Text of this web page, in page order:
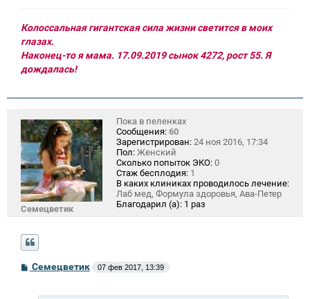
Колоссальная гигантская сила жизни светится в моих
глазах.
Наконец-то я мама. 17.09.2019 сынок 4272, рост 55. Я
дождалась!
Семецветик
Пока в пеленках
Сообщения: 60
Зарегистрирован: 24 ноя 2016, 17:34
Пол: Женский
Сколько попыток ЭКО: 0
Стаж бесплодия: 1
В каких клиниках проводилось лечение:
Лаб мед, Формула здоровья, Ава-Петер
Благодарил (а): 1 раз
ССемецветик 07 фев 2017, 13:39